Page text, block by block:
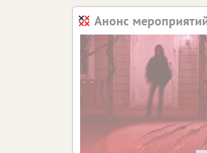
Анонс